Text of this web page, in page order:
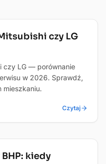
czy LG
czy LG — porównanie
w 2026. Sprawdź,
mieszkaniu.
Czytaj
kiedy